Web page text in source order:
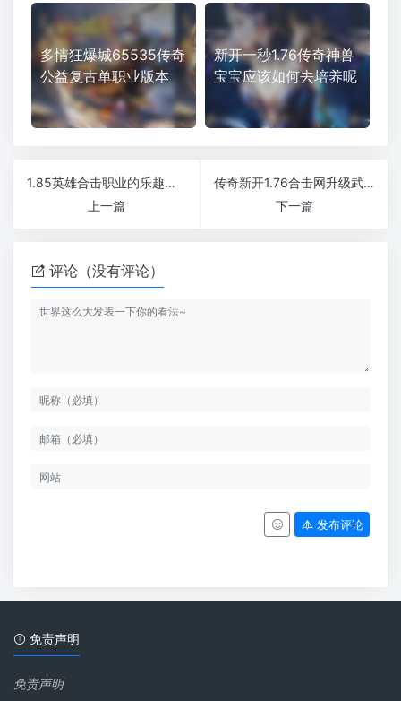
多情狂爆城65535传奇
公益复古单职业版本
新开一秒1.76传奇神兽
宝宝应该如何去培养呢
1.85英雄合击职业的乐趣在哪里
上一篇
传奇新开1.76合击网升级武器选择什么属性更好一些呢
下一篇
评论（没有评论）
发布评论
免责声明
免责声明